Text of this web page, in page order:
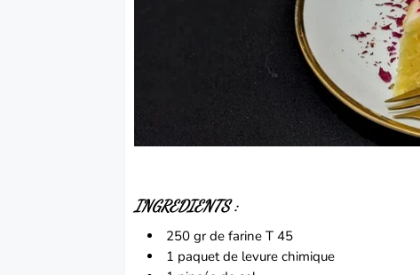
INGREDIENTS :
250 gr de farine T 45
1 paquet de levure chimique